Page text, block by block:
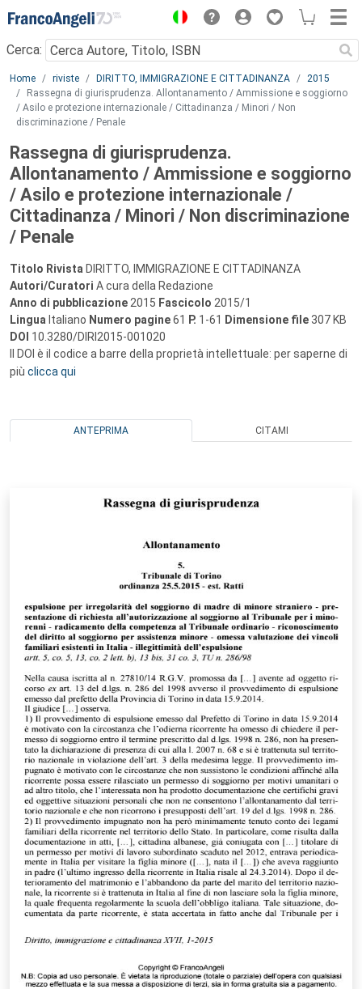
Menu
Cerca:
Main content
Home riviste DIRITTO, IMMIGRAZIONE E CITTADINANZA
2015
Rassegna di giurisprudenza. Allontanamento / Ammissione e soggiorno
/ Asilo e protezione internazionale / Cittadinanza / Minori / Non
discriminazione / Penale
Rassegna di giurisprudenza.
Allontanamento / Ammissione e soggiorno
/ Asilo e protezione internazionale /
Cittadinanza / Minori / Non discriminazione
/ Penale
Titolo Rivista DIRITTO, IMMIGRAZIONE E CITTADINANZA
Autori/Curatori A cura della Redazione
Anno di pubblicazione 2015 Fascicolo 2015/1
Lingua Italiano Numero pagine61 P. 1-61 Dimensione file 307 KB
DOI 10.3280/DIRI2015-001020
Il DOI è il codice a barre della proprietà intellettuale: per saperne di
più clicca qui
ANTEPRIMA CITAMI